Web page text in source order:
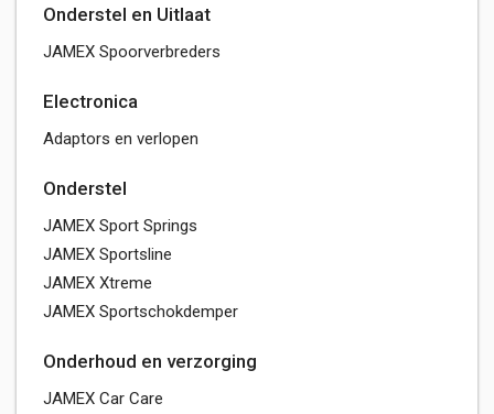
Onderstel en Uitlaat
JAMEX Spoorverbreders
Electronica
Adaptors en verlopen
Onderstel
JAMEX Sport Springs
JAMEX Sportsline
JAMEX Xtreme
JAMEX Sportschokdemper
Onderhoud en verzorging
JAMEX Car Care